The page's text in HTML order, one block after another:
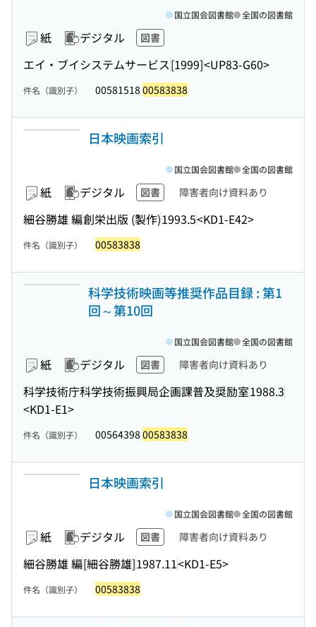
紙 デジタル 図書
エイ・ブイシステムサービス[1999]<UP83-G60>
国立国会図書館 全国の図書館
件名（識別子） 00581518 00583838
日本映画索引
紙 デジタル 図書 障害者向け資料あり
細谷勝雄 編創栄出版 (製作)1993.5<KD1-E42>
国立国会図書館 全国の図書館
件名（識別子） 00583838
科学技術映画等推奨作品目録 : 第1
回～第10回
紙 デジタル 図書 障害者向け資料あり
科学技術庁科学技術振興局企画課普及奨励室1988.3
<KD1-E1>
国立国会図書館 全国の図書館
件名（識別子） 00564398 00583838
日本映画索引
紙 デジタル 図書 障害者向け資料あり
細谷勝雄 編[細谷勝雄]1987.11<KD1-E5>
国立国会図書館 全国の図書館
件名（識別子） 00583838